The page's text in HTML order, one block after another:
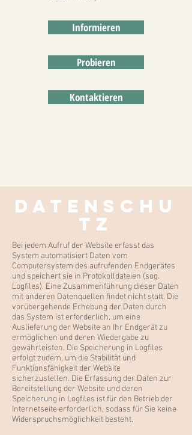
Informieren
Probieren
Kontaktieren
Datenschu
tz
Bei jedem Aufruf der Website erfasst das
System automatisiert Daten vom
Computersystem des aufrufenden Endgerätes
und speichert sie in Protokolldateien (sog.
Logfiles). Eine Zusammenführung dieser Daten
mit anderen Datenquellen findet nicht statt. Die
vorübergehende Erhebung der Daten durch
das System ist erforderlich, um eine
Auslieferung der Website an Ihr Endgerät zu
ermöglichen und deren Wiedergabe zu
gewährleisten. Die Speicherung in Logfiles
erfolgt zudem, um die Stabilität und
Funktionsfähigkeit der Website
sicherzustellen. Die Erfassung der Daten zur
Bereitstellung der Website und deren
Speicherung in Logfiles ist für den Betrieb der
Internetseite erforderlich, sodass für Sie keine
Widerspruchsmöglichkeit besteht.